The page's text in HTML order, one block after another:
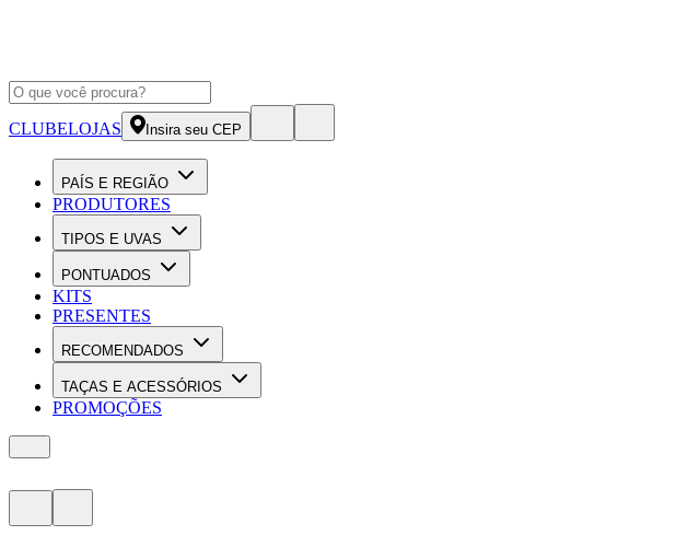
CLUBELOJAS Insira seu CEP
PAÍS E REGIÃO
PRODUTORES
TIPOS E UVAS
PONTUADOS
KITS
PRESENTES
RECOMENDADOS
TAÇAS E ACESSÓRIOS
PROMOÇÕES